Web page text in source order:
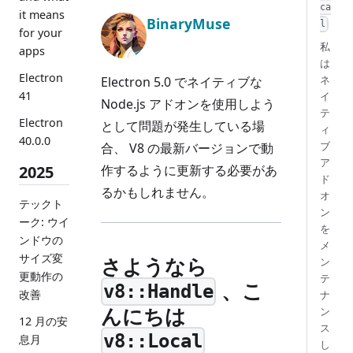
it means
for your
apps
Electron
41
Electron
40.0.0
2025
テックト
ーク: ウイ
ンドウの
サイズ変
更動作の
改善
12 月の安
息月
BinaryMuse
Electron 5.0 でネイティブな
Node.js アドオンを使用しよう
として問題が発生している場
合、 V8 の最新バージョンで動
作するように更新する必要があ
るかもしれません。
さようなら
v8::Handle 、こ
んにちは
v8::Local
ca
l
私
は
ネ
イ
テ
ィ
ブ
ア
ド
オ
ン
を
メ
ン
テ
ナ
ン
ス
し